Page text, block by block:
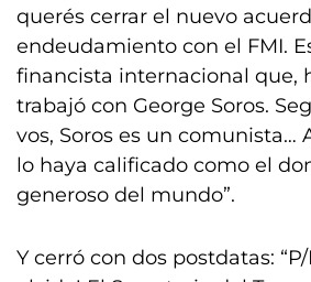
querés cerrar el nuevo
endeudamiento con el FMI.
financista internacional que,
trabajó con George Soros.
vos, Soros es un comunista…
lo haya calificado como el
generoso del mundo”.
Y cerró con dos postdatas: